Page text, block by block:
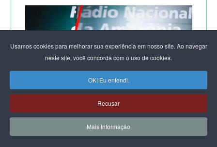
Usamos cookies para melhorar sua experiência em nosso site. Ao navegar
neste site, você concorda com o uso de cookies.
OK! Eu entendi.
Recusar
Mais Informação